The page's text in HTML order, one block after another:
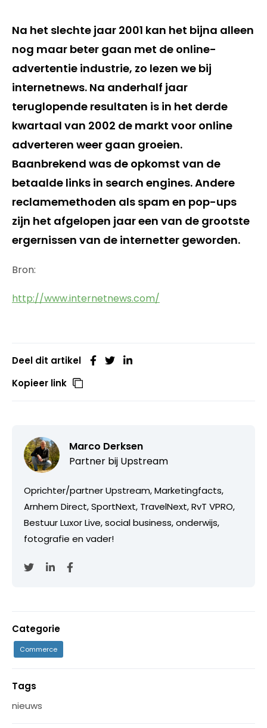
Na het slechte jaar 2001 kan het bijna alleen
nog maar beter gaan met de online-
advertentie industrie, zo lezen we bij
internetnews. Na anderhalf jaar
teruglopende resultaten is in het derde
kwartaal van 2002 de markt voor online
adverteren weer gaan groeien.
Baanbrekend was de opkomst van de
betaalde links in search engines. Andere
reclamemethoden als spam en pop-ups
zijn het afgelopen jaar een van de grootste
ergernissen van de internetter geworden.
Bron:
http://www.internetnews.com/
Deel dit artikel
Kopieer link
Marco Derksen
Partner bij Upstream
Oprichter/partner Upstream, Marketingfacts,
Arnhem Direct, SportNext, TravelNext, RvT VPRO,
Bestuur Luxor Live, social business, onderwijs,
fotografie en vader!
Categorie
Commerce
Tags
nieuws